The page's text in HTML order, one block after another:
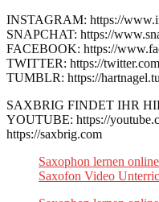
INSTAGRAM: https://
SNAPCHAT: https://
FACEBOOK: https://
TWITTER: https://
TUMBLR: https://
SAXBRIG FINDET IHR
YOUTUBE: https://
https://saxbrig.com
Saxophon lernen
Saxofon Video